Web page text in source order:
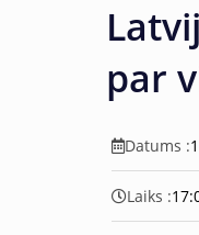
par
Datums :
Laiks :